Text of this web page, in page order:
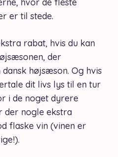
er til stede.
rabat, hvis du kan
der
højsæson. Og hvis
dit livs lys til en tur
i de noget dyrere
der nogle ekstra
flaske vin (vinen er